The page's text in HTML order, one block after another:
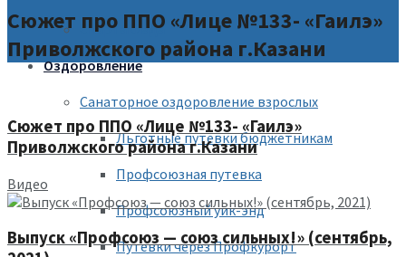
Спартакиада
Оздоровление
Санаторное оздоровление взрослых
Льготные путевки бюджетникам
Профсоюзная путевка
Профсоюзный уик-энд
Путевки через Профкурорт
Сюжет про ППО «Лице №133- «Гаилэ»
Приволжского района г.Казани
Сюжет про ППО «Лице №133- «Гаилэ»
Приволжского района г.Казани
Видео
Выпуск «Профсоюз — союз сильных!» (сентябрь,